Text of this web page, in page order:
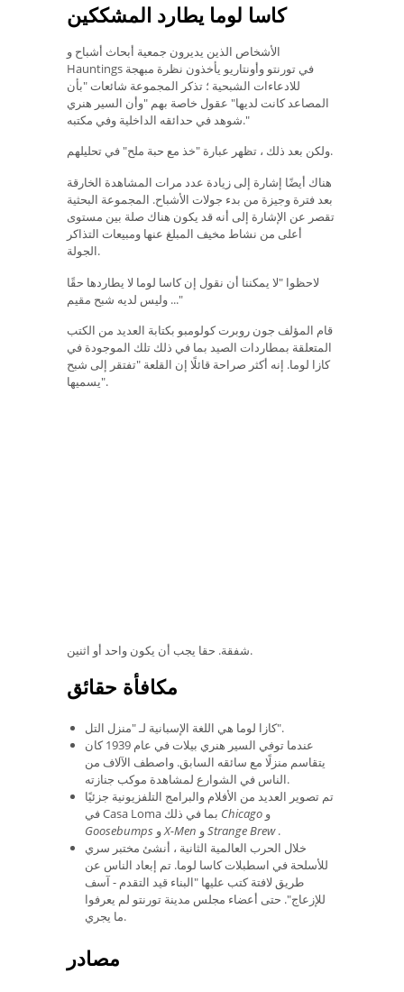
كاسا لوما يطارد المشككين
الأشخاص الذين يديرون جمعية أبحاث أشباح و
Hauntings في تورنتو وأونتاريو يأخذون نظرة مبهجة
للادعاءات الشبحية ؛ تذكر المجموعة شائعات "بأن
المصاعد كانت لديها" عقول خاصة بهم "وأن السير هنري
شوهد في حدائقه الداخلية وفي مكتبه."
ولكن بعد ذلك ، تظهر عبارة "خذ مع حبة ملح" في تحليلهم.
هناك أيضًا إشارة إلى زيادة عدد مرات المشاهدة الخارقة
بعد فترة وجيزة من بدء جولات الأشباح. المجموعة البحثية
تقصر عن الإشارة إلى أنه قد يكون هناك صلة بين مستوى
أعلى من نشاط مخيف المبلغ عنها ومبيعات التذاكر
الجولة.
لاحظوا "لا يمكننا أن نقول إن كاسا لوما لا يطاردها حقًا
وليس لديه شبح مقيم ..."
قام المؤلف جون روبرت كولومبو بكتابة العديد من الكتب
المتعلقة بمطاردات الصيد بما في ذلك تلك الموجودة في
كازا لوما. إنه أكثر صراحة قائلًا إن القلعة "تفتقر إلى شبح
يسميها".
شفقة. حقا يجب أن يكون واحد أو اثنين.
مكافأة حقائق
كازا لوما هي اللغة الإسبانية لـ "منزل التل".
عندما توفي السير هنري بيلات في عام 1939 كان
يتقاسم منزلًا مع سائقه السابق. واصطف الآلاف من
الناس في الشوارع لمشاهدة موكب جنازته.
تم تصوير العديد من الأفلام والبرامج التلفزيونية جزئيًا
Chicago و
Goosebumps
وX-Men Strange Brew.
خلال الحرب العالمية الثانية ، أنشئ مختبر سري
للأسلحة في اسطبلات كاسا لوما. تم إبعاد الناس عن
طريق لافتة كتب عليها "البناء قيد التقدم - آسف
للإزعاج". حتى أعضاء مجلس مدينة تورنتو لم يعرفوا
ما يجري.
مصادر